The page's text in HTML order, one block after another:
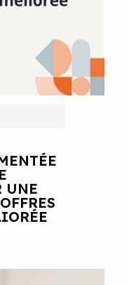
UNE